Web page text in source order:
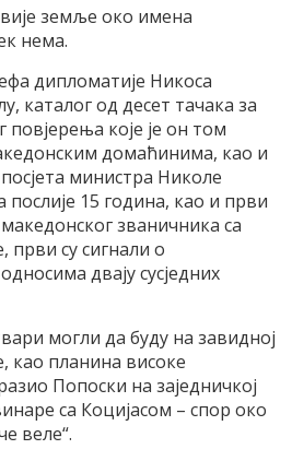
земље око имена
нема.
дипломатије Никоса
каталог од десет тачака за
које је он том
домаћинима, као и
министра Николе
15 година, као и први
званичника са
први су сигнали о
двају сусједних
могли да буду на завидној
као планина високе
Попоски на заједничкој
са Коцијасом – спор око
веле“.